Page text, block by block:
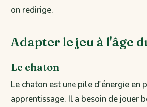
on redirige.
Adapter le jeu à l'âge
Le chaton
Le chaton est une pile d'énergie en
apprentissage. Il a besoin de jouer